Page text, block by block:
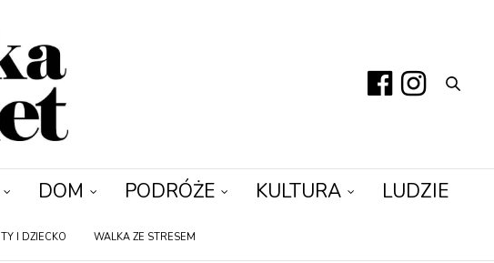
DOM PODRÓŻE KULTURA LUDZIE
TY I DZIECKO WALKA ZE STRESEM